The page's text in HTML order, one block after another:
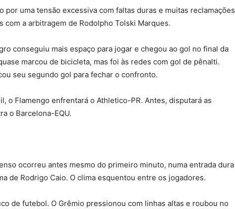
por uma tensão excessiva com faltas duras e muitas reclamações
com a arbitragem de Rodolpho Tolski Marques.
conseguiu mais espaço para jogar e chegou ao gol no final da
marcou de bicicleta, mas foi às redes com gol de pênalti.
seu segundo gol para fechar o confronto.
o Flamengo enfrentará o Athletico-PR. Antes, disputará as
o Barcelona-EQU.
ocorreu antes mesmo do primeiro minuto, numa entrada dura
de Rodrigo Caio. O clima esquentou entre os jogadores.
de futebol. O Grêmio pressionou com linhas altas e roubou no